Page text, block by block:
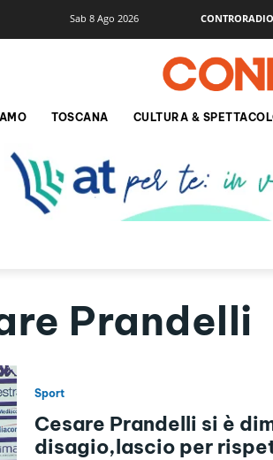
Sab 8 Ago 2026
TOSCANA CULTURA &
Prandelli
Sport
Cesare Prandelli si è
disagio,lascio per